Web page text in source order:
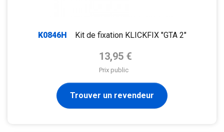
K0846H
Kit de fixation KLICKFIX "GTA 2"
Prix de base
13,95 €
Prix public
Trouver un revendeur